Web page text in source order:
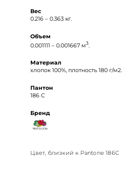
Вес
0.216 – 0.363 кг.
Объем
0.001111 – 0.001667 м3
Материал
хлопок 100%, плотность 180 г/м2.
Пантон
186 C
Бренд
Цвет, близкий к Pantone 186C